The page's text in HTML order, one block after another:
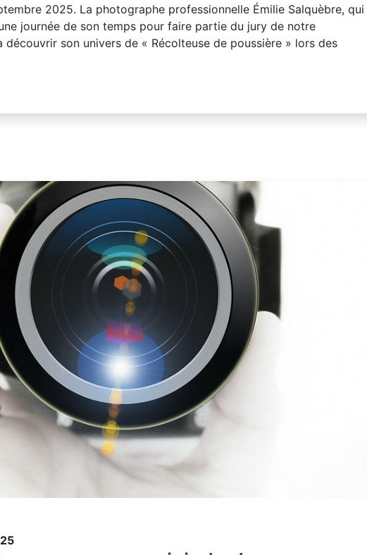
2025. La photographe professionnelle Émilie Salquèbre, qui
journée de son temps pour faire partie du jury de notre
son univers de « Récolteuse de poussière » lors des